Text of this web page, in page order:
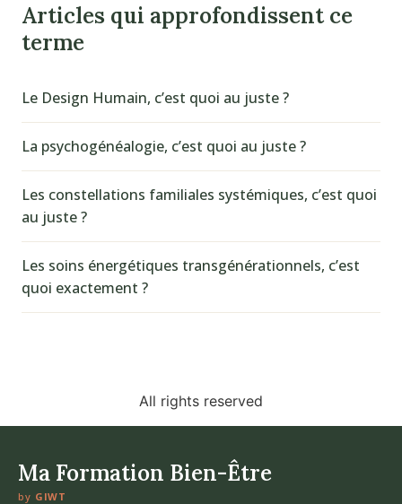
Articles qui approfondissent ce
terme
Le Design Humain, c’est quoi au juste ?
La psychogénéalogie, c’est quoi au juste ?
Les constellations familiales systémiques, c’est quoi
au juste ?
Les soins énergétiques transgénérationnels, c’est
quoi exactement ?
All rights reserved
Ma Formation Bien-Être
by GIWT